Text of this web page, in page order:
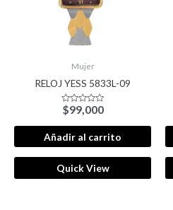
Mujer
RELOJ YESS 5833L-09
Valorado
con
0
de
5
$99,000
Añadir al carrito
Quick View